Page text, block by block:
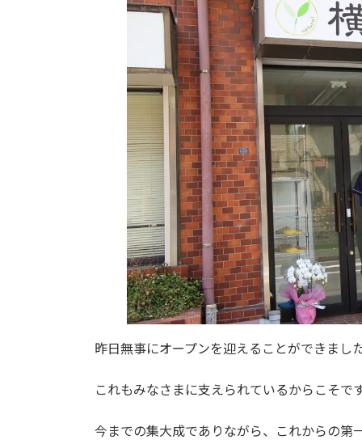
時
:
昨日無事にオープンを迎えることができまし
これもみなさまに支えられているからこそで
今までの集大成でありながら、これからの第